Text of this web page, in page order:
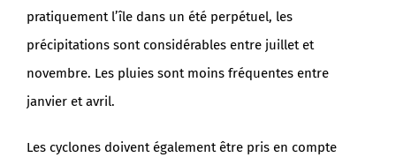
pratiquement l’île dans un été perpétuel, les
précipitations sont considérables entre juillet et
novembre. Les pluies sont moins fréquentes entre
janvier et avril.
Les cyclones doivent également être pris en compte